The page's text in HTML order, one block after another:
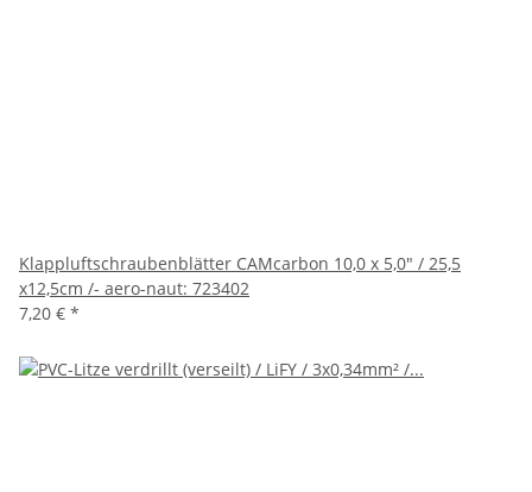
Klappluftschraubenblätter CAMcarbon 10,0 x 5,0" / 25,5
x12,5cm /- aero-naut: 723402
7,20 € *